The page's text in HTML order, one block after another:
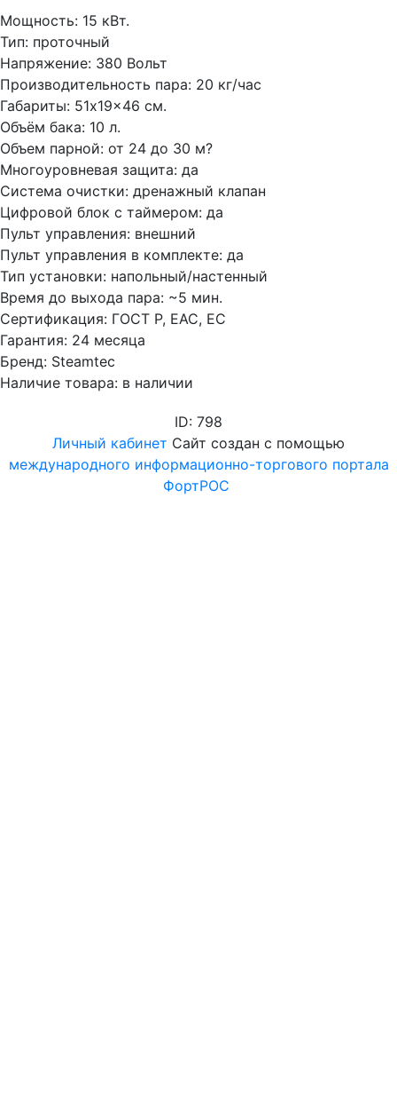
Мощность: 15 кВт.
Тип: проточный
Напряжение: 380 Вольт
Производительность пара: 20 кг/час
Габариты: 51x19x46 см.
Объём бака: 10 л.
Объем парной: от 24 до 30 м?
Многоуровневая защита: да
Система очистки: дренажный клапан
Цифровой блок с таймером: да
Пульт управления: внешний
Пульт управления в комплекте: да
Тип установки: напольный/настенный
Время до выхода пара: ~5 мин.
Сертификация: ГОСТ Р, EAC, EC
Гарантия: 24 месяца
Бренд: Steamtec
Наличие товара: в наличии
ID: 798
Личный кабинет Сайт создан с помощью
международного информационно-торгового портала
ФортРОС